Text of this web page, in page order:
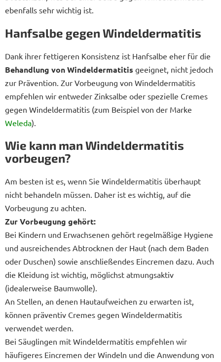
ebenfalls sehr wichtig ist.
Hanfsalbe gegen Windeldermatitis
Dank ihrer fettigeren Konsistenz ist Hanfsalbe eher für die
Behandlung von Windeldermatitis geeignet, nicht jedoch
zur Prävention. Zur Vorbeugung von Windeldermatitis
empfehlen wir entweder Zinksalbe oder spezielle Cremes
gegen Windeldermatitis (zum Beispiel von der Marke
Weleda).
Wie kann man Windeldermatitis
vorbeugen?
Am besten ist es, wenn Sie Windeldermatitis überhaupt
nicht behandeln müssen. Daher ist es wichtig, auf die
Vorbeugung zu achten.
Zur Vorbeugung gehört:
Bei Kindern und Erwachsenen gehört regelmäßige Hygiene
und ausreichendes Abtrocknen der Haut (nach dem Baden
oder Duschen) sowie anschließendes Eincremen dazu. Auch
die Kleidung ist wichtig, möglichst atmungsaktiv
(idealerweise Baumwolle).
An Stellen, an denen Hautaufweichen zu erwarten ist,
können präventiv Cremes gegen Windeldermatitis
verwendet werden.
Bei Säuglingen mit Windeldermatitis empfehlen wir
häufigeres Eincremen der Windeln und die Anwendung von